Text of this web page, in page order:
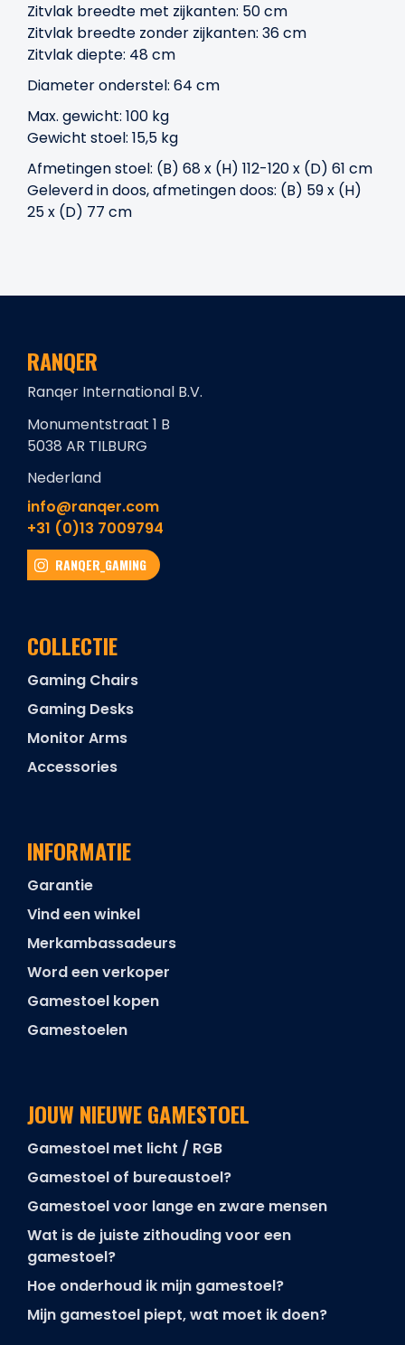
Zitvlak breedte met zijkanten: 50 cm
Zitvlak breedte zonder zijkanten: 36 cm
Zitvlak diepte: 48 cm
Diameter onderstel: 64 cm
Max. gewicht: 100 kg
Gewicht stoel: 15,5 kg
Afmetingen stoel: (B) 68 x (H) 112-120 x (D) 61 cm
Geleverd in doos, afmetingen doos: (B) 59 x (H)
25 x (D) 77 cm
RANQER
Ranqer International B.V.
Monumentstraat 1 B
5038 AR TILBURG
Nederland
info@ranqer.com
+31 (0)13 7009794
RANQER_GAMING
COLLECTIE
Gaming Chairs
Gaming Desks
Monitor Arms
Accessories
INFORMATIE
Garantie
Vind een winkel
Merkambassadeurs
Word een verkoper
Gamestoel kopen
Gamestoelen
JOUW NIEUWE GAMESTOEL
Gamestoel met licht / RGB
Gamestoel of bureaustoel?
Gamestoel voor lange en zware mensen
Wat is de juiste zithouding voor een
gamestoel?
Hoe onderhoud ik mijn gamestoel?
Mijn gamestoel piept, wat moet ik doen?